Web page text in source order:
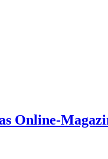
Online-